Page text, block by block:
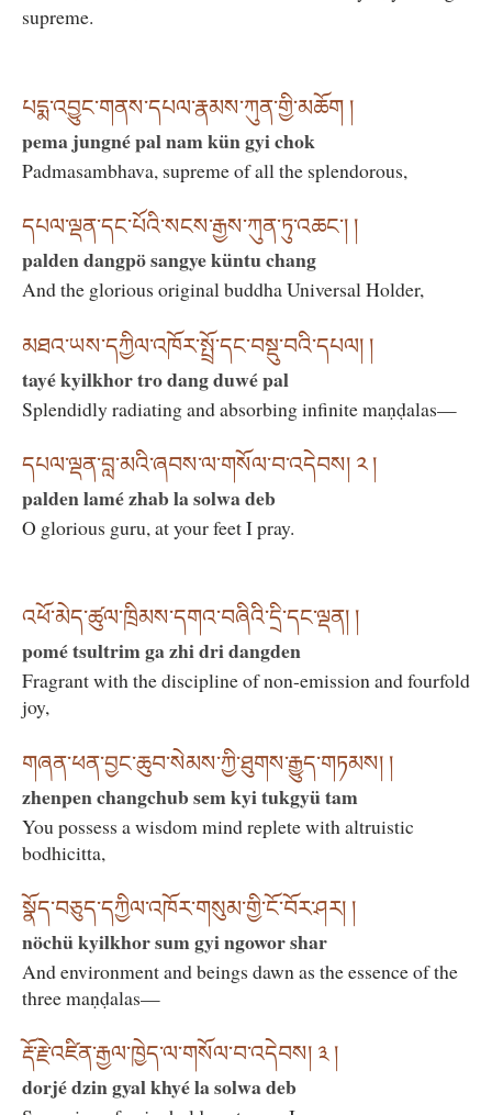
supreme.
པདྨ་འབྱུང་གནས་དཔལ་རྣམས་ཀུན་གྱི་མཆོག །
pema jungné pal nam kün gyi chok
Padmasambhava, supreme of all the splendorous,
དཔལ་ལྡན་དང་པོའི་སངས་རྒྱས་ཀུན་ཏུ་འཆང་། །
palden dangpö sangye küntu chang
And the glorious original buddha Universal Holder,
མཐའ་ཡས་དཀྱིལ་འཁོར་སྤྲོ་དང་བསྡུ་བའི་དཔལ། །
tayé kyilkhor tro dang duwé pal
Splendidly radiating and absorbing infinite maṇḍalas—
དཔལ་ལྡན་བླ་མའི་ཞབས་ལ་གསོལ་བ་འདེབས། ༢ །
palden lamé zhab la solwa deb
O glorious guru, at your feet I pray.
འཕོ་མེད་ཚུལ་ཁྲིམས་དགའ་བཞིའི་དྲི་དང་ལྡན། །
pomé tsultrim ga zhi dri dangden
Fragrant with the discipline of non-emission and fourfold
joy,
གཞན་ཕན་བྱང་ཆུབ་སེམས་ཀྱི་ཐུགས་རྒྱུད་གཏམས། །
zhenpen changchub sem kyi tukgyü tam
You possess a wisdom mind replete with altruistic
bodhicitta,
སྣོད་བཅུད་དཀྱིལ་འཁོར་གསུམ་གྱི་ངོ་བོར་ཤར། །
nöchü kyilkhor sum gyi ngowor shar
And environment and beings dawn as the essence of the
three maṇḍalas—
རྡོ་རྗེ་འཛིན་རྒྱལ་ཁྱེད་ལ་གསོལ་བ་འདེབས། ༣ །
dorjé dzin gyal khyé la solwa deb